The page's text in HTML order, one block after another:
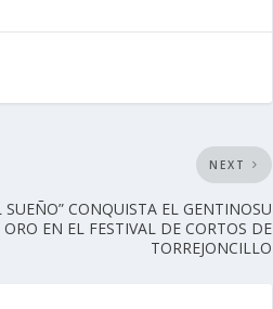
NEXT
SUEÑO” CONQUISTA EL GENTINOSU
ORO EN EL FESTIVAL DE CORTOS DE
TORREJONCILLO